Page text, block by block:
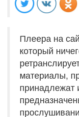
Плеера на
который
материалы,
принадлежат